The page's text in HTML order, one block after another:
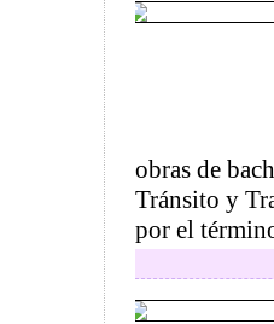
obras de
Tránsito y
por el